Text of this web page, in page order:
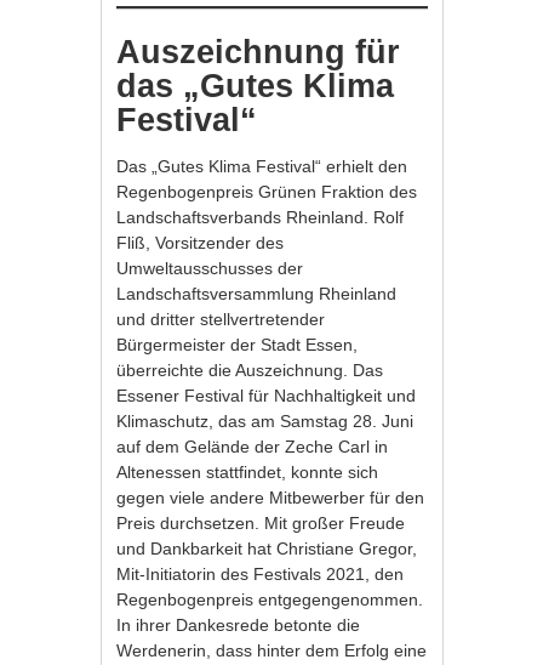
Auszeichnung für
das „Gutes Klima
Festival“
Das „Gutes Klima Festival“ erhielt den
Regenbogenpreis Grünen Fraktion des
Landschaftsverbands Rheinland. Rolf
Fliß, Vorsitzender des
Umweltausschusses der
Landschaftsversammlung Rheinland
und dritter stellvertretender
Bürgermeister der Stadt Essen,
überreichte die Auszeichnung. Das
Essener Festival für Nachhaltigkeit und
Klimaschutz, das am Samstag 28. Juni
auf dem Gelände der Zeche Carl in
Altenessen stattfindet, konnte sich
gegen viele andere Mitbewerber für den
Preis durchsetzen. Mit großer Freude
und Dankbarkeit hat Christiane Gregor,
Mit-Initiatorin des Festivals 2021, den
Regenbogenpreis entgegengenommen.
In ihrer Dankesrede betonte die
Werdenerin, dass hinter dem Erfolg eine